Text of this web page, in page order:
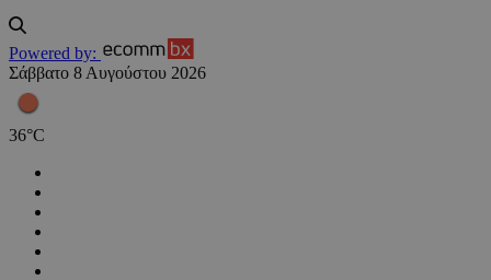
Powered by:
Σάββατο 8 Αυγούστου 2026
36°C